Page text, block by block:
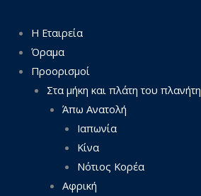
Η Εταιρεία
Όραμα
Προορισμοί
Στα μήκη και πλάτη του πλανήτη
Άπω Ανατολή
Ιαπωνία
Κίνα
Νότιος Κορέα
Αφρική